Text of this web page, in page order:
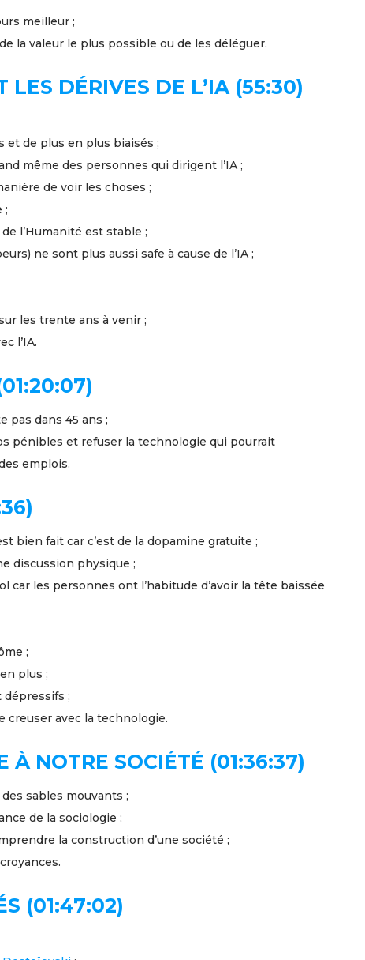
meilleur ;
la valeur le plus possible ou de les déléguer.
DÉRIVES DE L’IA (55:30)
et de plus en plus biaisés ;
même des personnes qui dirigent l’IA ;
de voir les choses ;
;
l’Humanité est stable ;
ne sont plus aussi safe à cause de l’IA ;
les trente ans à venir ;
l’IA.
pas dans 45 ans ;
pénibles et refuser la technologie qui pourrait
emplois.
bien fait car c’est de la dopamine gratuite ;
discussion physique ;
car les personnes ont l’habitude d’avoir la tête baissée
;
plus ;
dépressifs ;
creuser avec la technologie.
À NOTRE SOCIÉTÉ (01:36:37)
sables mouvants ;
de la sociologie ;
la construction d’une société ;
(01:47:02)